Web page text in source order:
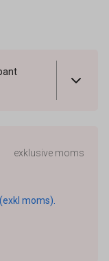
exklusive moms
moms).